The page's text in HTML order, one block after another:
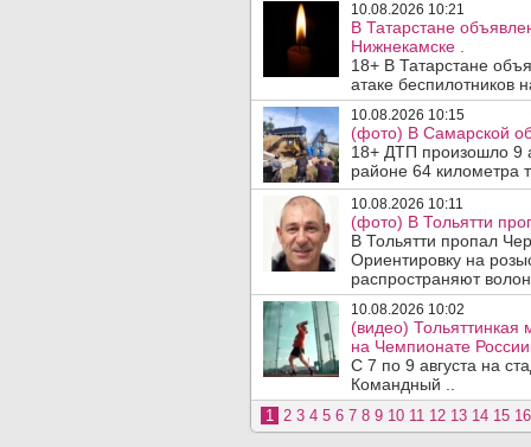
10.08.2026 10:21
В Татарстане
Нижнекамске .
18+ В Татарстане
атаке беспилотников
10.08.2026 10:15
(фото) В Самарской
18+ ДТП произошло 9
районе 64 километра
10.08.2026 10:11
(фото) В Тольятти
В Тольятти пропал
Ориентировку на
распространяют
10.08.2026 10:02
(видео)
на Чемпионате России
С 7 по 9 августа на
Командный ..
1 2 3 4 5 6 7 8 9 10 11 12 13 14 15 16